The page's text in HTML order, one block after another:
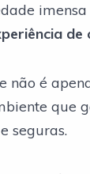
imensa
não é
que
seguras.